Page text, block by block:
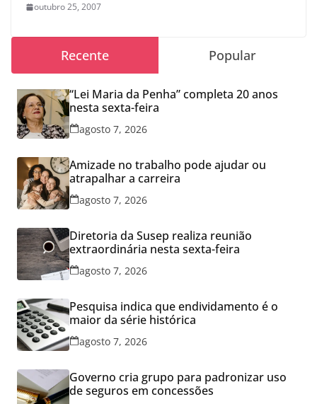
outubro 25, 2007
Recente Popular
“Lei Maria da Penha” completa 20 anos
nesta sexta-feira
agosto 7, 2026
Amizade no trabalho pode ajudar ou
atrapalhar a carreira
agosto 7, 2026
Diretoria da Susep realiza reunião
extraordinária nesta sexta-feira
agosto 7, 2026
Pesquisa indica que endividamento é o
maior da série histórica
agosto 7, 2026
Governo cria grupo para padronizar uso
de seguros em concessões